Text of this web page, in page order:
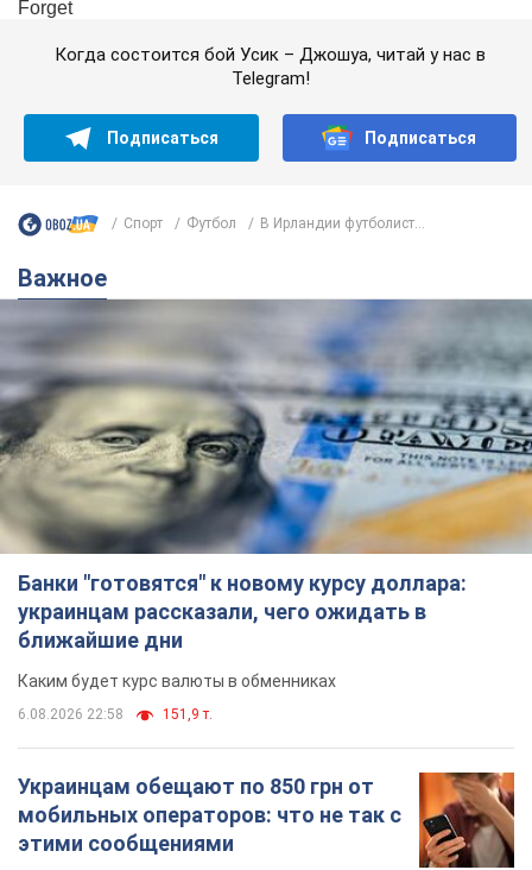
Когда состоится бой Усик – Джошуа, читай у нас в
Telegram!
Подписаться Подписаться
Спорт Футбол В Ирландии футболист...
Важное
Банки "готовятся" к новому курсу доллара:
украинцам рассказали, чего ожидать в
ближайшие дни
Каким будет курс валюты в обменниках
6.08.2026 22:58 151,9 т.
Украинцам обещают по 850 грн от
мобильных операторов: что не так с
этими сообщениями